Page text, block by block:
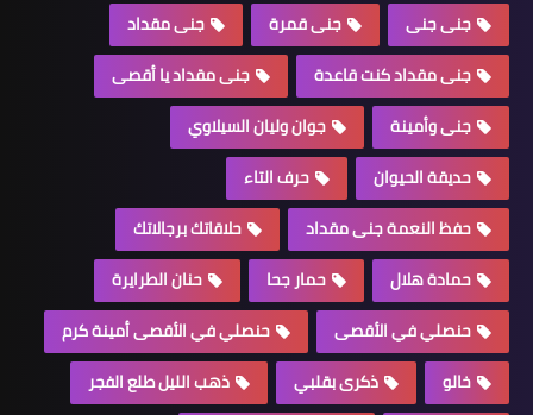
جنى جنى
جنى قمرة
جنى مقداد
جنى مقداد كنت قاعدة
جنى مقداد يا أقصى
جنى وأمينة
جوان وليان السيلاوي
حديقة الحيوان
حرف التاء
حفظ النعمة جنى مقداد
حلاقاتك برجالاتك
حمادة هلال
حمار جحا
حنان الطرايرة
حنصلي في الأقصى
حنصلي في الأقصى أمينة كرم
خالو
ذكرى بقلبي
ذهب الليل طلع الفجر